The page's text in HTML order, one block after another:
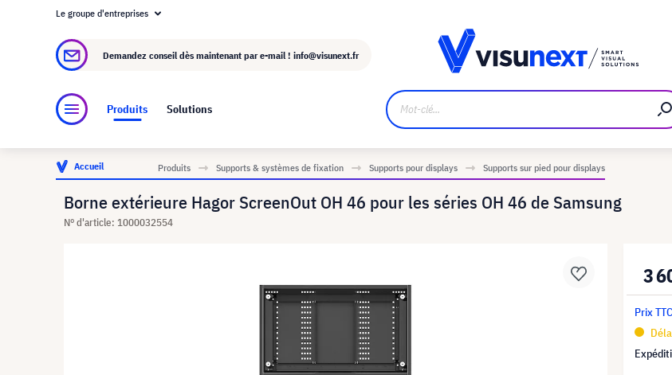
À propos de visunext.fr
Le groupe d'entreprises
Demandez conseil dès maintenant par e-mail ! info@visunext.fr
Produits Solutions
Accueil Produits Supports & systèmes de fixation Supports pour displays Supports sur pied pour displays
Borne extérieure Hagor ScreenOut OH 46 pour les séries OH 46 de Samsung
N° d'article: 1000032554
3
Prix